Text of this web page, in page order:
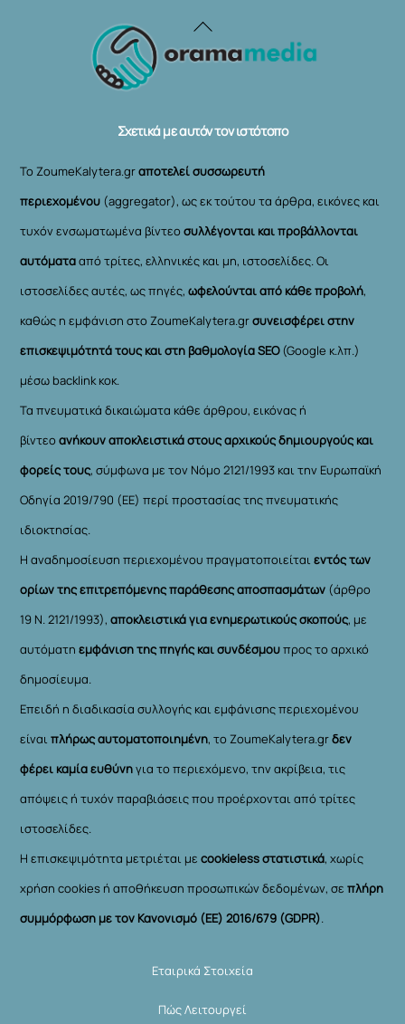
Back
To
Σχετικά με αυτόν τον ιστότοπο
Το ZoumeKalytera.grαποτελεί συσσωρευτή
περιεχομένου (aggregator), ως εκ τούτου τα άρθρα, εικόνες και
τυχόν ενσωματωμένα βίντεοσυλλέγονται και προβάλλονται
αυτόματααπό τρίτες, ελληνικές και μη, ιστοσελίδες. Οι
ιστοσελίδες αυτές, ως πηγές,ωφελούνται από κάθε προβολή,
καθώς η εμφάνιση στο ZoumeKalytera.grσυνεισφέρει στην
επισκεψιμότητά τους και στη βαθμολογία SEO(Google κ.λπ.)
μέσω backlink κοκ.
Τα πνευματικά δικαιώματα κάθε άρθρου, εικόνας ή
βίντεοανήκουν αποκλειστικά στους αρχικούς δημιουργούς και
φορείς τους, σύμφωνα με τον Νόμο 2121/1993 και την Ευρωπαϊκή
Οδηγία 2019/790 (ΕΕ) περί προστασίας της πνευματικής
ιδιοκτησίας.
Η αναδημοσίευση περιεχομένου πραγματοποιείταιεντός των
ορίων της επιτρεπόμενης παράθεσης αποσπασμάτων (άρθρο
19 Ν. 2121/1993), αποκλειστικά για ενημερωτικούς σκοπούς, με
αυτόματηεμφάνιση της πηγής και συνδέσμουπρος το αρχικό
δημοσίευμα.
Επειδή η διαδικασία συλλογής και εμφάνισης περιεχομένου
είναιπλήρως αυτοματοποιημένη, το ZoumeKalytera.grδεν
φέρει καμία ευθύνηγια το περιεχόμενο, την ακρίβεια, τις
απόψεις ή τυχόν παραβιάσεις που προέρχονται από τρίτες
ιστοσελίδες.
Η επισκεψιμότητα μετριέται μεcookieless στατιστικά, χωρίς
χρήση cookies ή αποθήκευση προσωπικών δεδομένων, σεπλήρη
συμμόρφωση με τον Κανονισμό (ΕΕ) 2016/679 (GDPR).
Εταιρικά Στοιχεία
Πώς Λειτουργεί